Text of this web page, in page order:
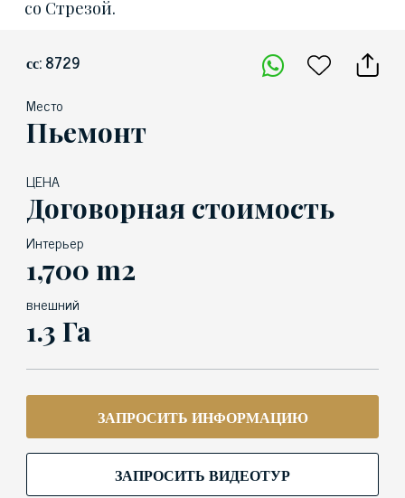
со Стрезой.
сс: 8729
Место
Пьемонт
ЦЕНА
Договорная стоимость
Интерьер
1,700 m2
внешний
1.3 Га
ЗАПРОСИТЬ ИНФОРМАЦИЮ
ЗАПРОСИТЬ ВИДЕОТУР